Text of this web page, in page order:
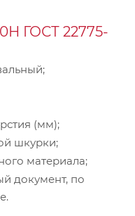
ГОСТ 22775-
(мм);
шкурки;
материала;
документ, по